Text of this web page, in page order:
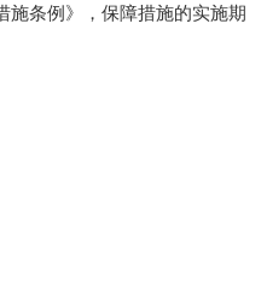
施条例》，保障措施的实施期